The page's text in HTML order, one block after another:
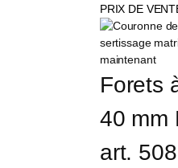
PRIX DE
Forets
40 mm
art.